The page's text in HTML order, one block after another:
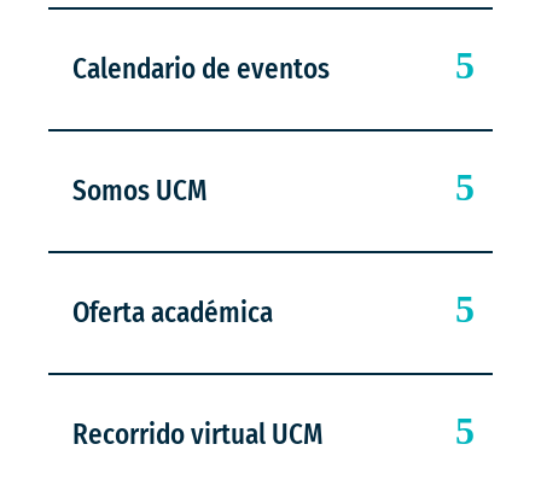
Calendario de eventos
Somos UCM
Oferta académica
Recorrido virtual UCM